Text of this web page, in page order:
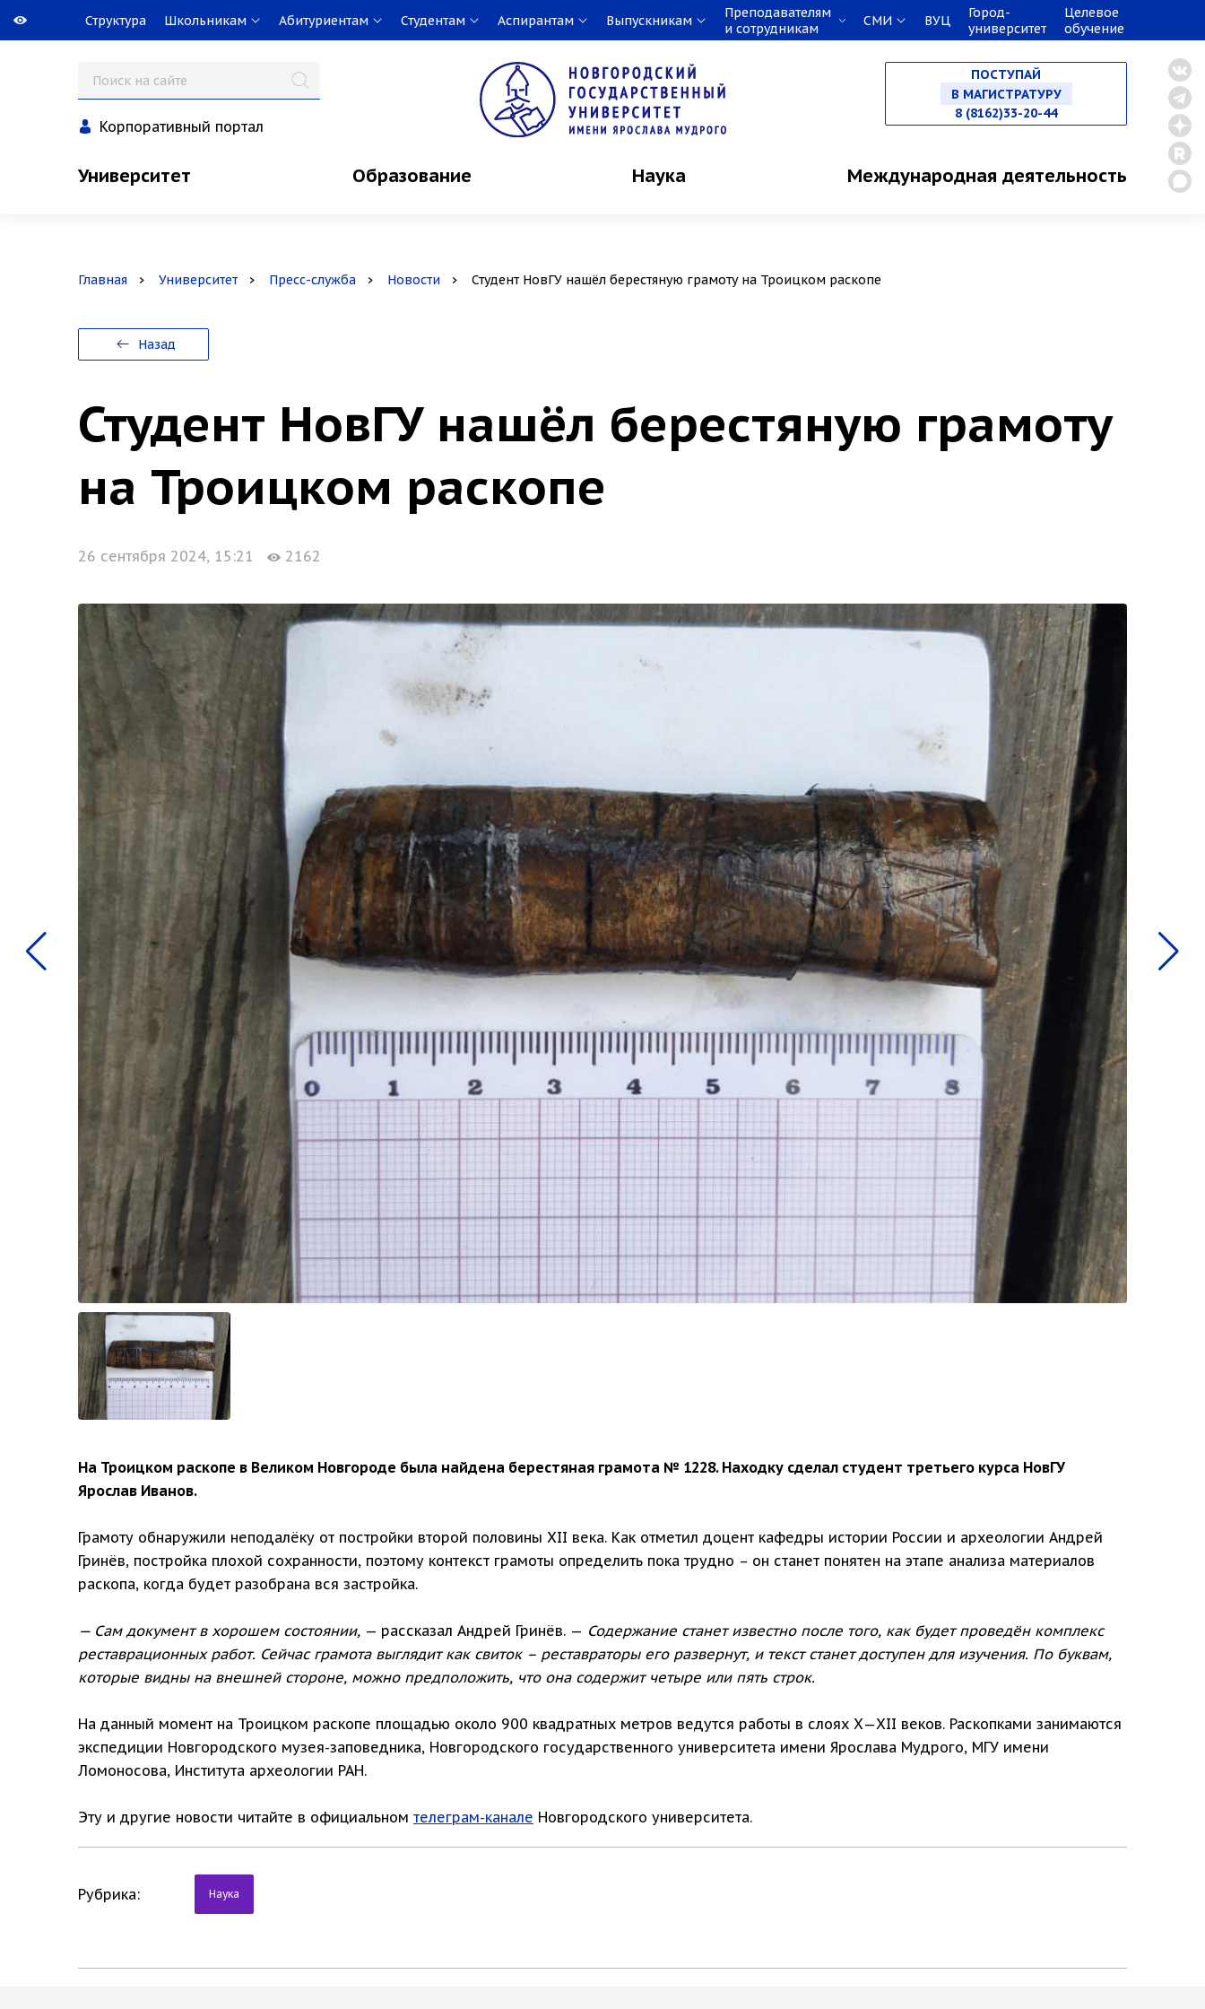
Структура Школьникам Абитуриентам Студентам Аспирантам Выпускникам
Преподавателям
и сотрудникам
СМИ ВУЦ
Город-
университет
Целевое
обучение
Корпоративный портал
ПОСТУПАЙ
НА СПЕЦИАЛИТЕТ
В МАГИСТРАТУРУ
8 (8162)33-20-44
Университет Образование Наука Международная деятельность
Главная Университет Пресс-служба Новости Студент НовГУ нашёл берестяную грамоту на Троицком раскопе
Назад
Студент НовГУ нашёл берестяную грамоту
на Троицком раскопе
26 сентября 2024, 15:21 2162
На Троицком раскопе в Великом Новгороде была найдена берестяная грамота № 1228. Находку сделал студент третьего курса НовГУ
Ярослав Иванов.
Грамоту обнаружили неподалёку от постройки второй половины ХII века. Как отметил доцент кафедры истории России и археологии Андрей
Гринёв, постройка плохой сохранности, поэтому контекст грамоты определить пока трудно – он станет понятен на этапе анализа материалов
раскопа, когда будет разобрана вся застройка.
— Сам документ в хорошем состоянии, — рассказал Андрей Гринёв. — Содержание станет известно после того, как будет проведён комплекс
реставрационных работ. Сейчас грамота выглядит как свиток – реставраторы его развернут, и текст станет доступен для изучения. По буквам,
которые видны на внешней стороне, можно предположить, что она содержит четыре или пять строк.
На данный момент на Троицком раскопе площадью около 900 квадратных метров ведутся работы в слоях Х—XII веков. Раскопками занимаются
экспедиции Новгородского музея-заповедника, Новгородского государственного университета имени Ярослава Мудрого, МГУ имени
Ломоносова, Института археологии РАН.
Эту и другие новости читайте в официальном телеграм-канале Новгородского университета.
Рубрика: Наука